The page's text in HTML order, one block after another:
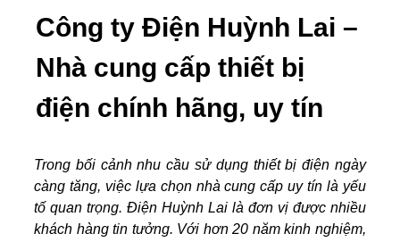
Công ty Điện Huỳnh Lai –
Nhà cung cấp thiết bị
điện chính hãng, uy tín
Trong bối cảnh nhu cầu sử dụng thiết bị điện ngày
càng tăng, việc lựa chọn nhà cung cấp uy tín là yếu
tố quan trọng. Điện Huỳnh Lai là đơn vị được nhiều
khách hàng tin tưởng. Với hơn 20 năm kinh nghiệm,